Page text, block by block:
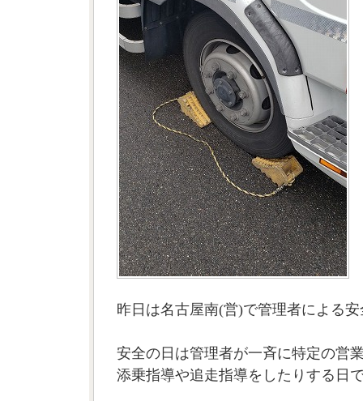
昨日は名古屋南(営)で管理者による
安全の日は管理者が一斉に特定の営
添乗指導や追走指導をしたりする日